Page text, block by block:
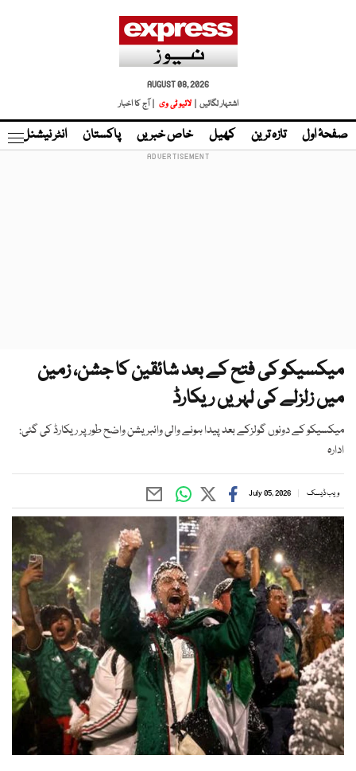
AUGUST 08, 2026
اشتہار لگائیں |
لائیو ٹی وی | آج کا اخبار
صفحۂ اول تازہ ترین کھیل خاص خبریں پاکستان انٹر نیشنل
میکسیکو کی فتح کے بعد شائقین کا جشن، زمین
میں زلزلے کی لہریں ریکارڈ
میکسیکو کے دونوں گولزکے بعد پیدا ہونے والی وائبریشن واضح طور پر ریکارڈ کی گئی:
ادارہ
ویب ڈیسک July 05, 2026